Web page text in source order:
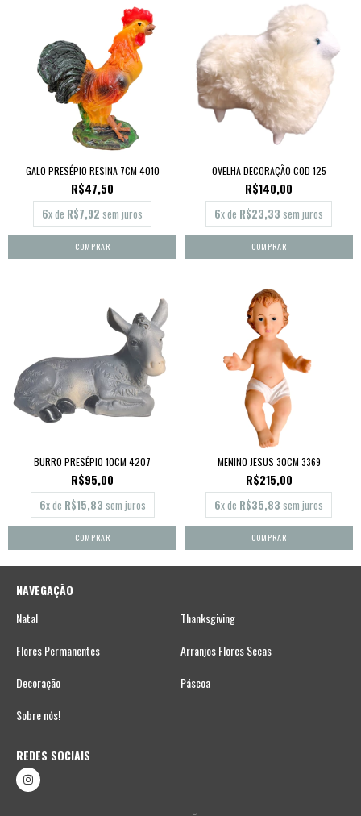
GALO PRESÉPIO RESINA 7CM 4010
R$47,50
6x de R$7,92 sem juros
OVELHA DECORAÇÃO COD 125
R$140,00
6x de R$23,33 sem juros
BURRO PRESÉPIO 10CM 4207
R$95,00
6x de R$15,83 sem juros
MENINO JESUS 30CM 3369
R$215,00
6x de R$35,83 sem juros
NAVEGAÇÃO
Natal
Thanksgiving
Flores Permanentes
Arranjos Flores Secas
Decoração
Páscoa
Sobre nós!
REDES SOCIAIS